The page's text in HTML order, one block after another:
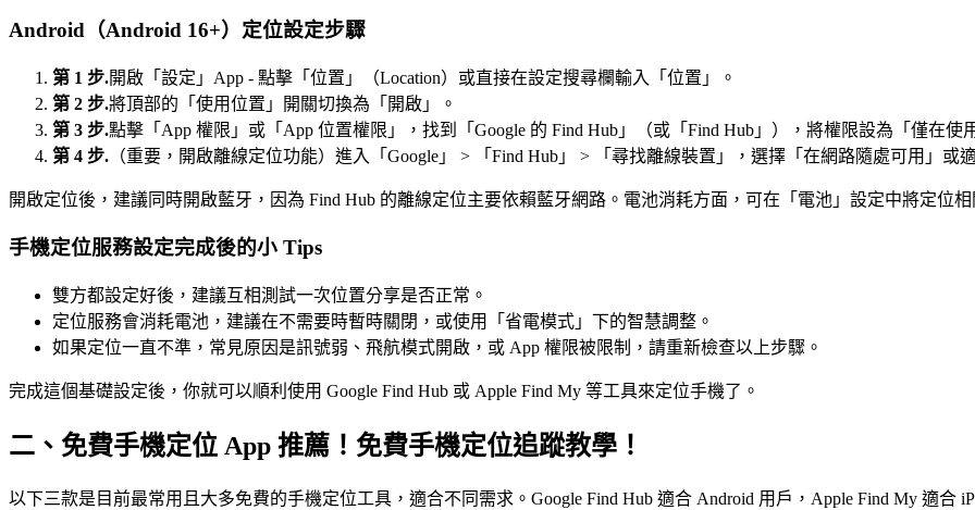
Android（Android 16+）定位設定步驟
第 1 步.開啟「設定」App - 點擊「位置」（Location）或直接在設定搜尋欄輸入「位置」。
第 2 步.將頂部的「使用位置」開關切換為「開啟」。
第 3 步.點擊「App 權限」或「App 位置權限」，找到「Google 的 Find Hub」（或「Find Hub」），將權限設為「僅在使
第 4 步. （重要，開啟離線定位功能）進入「Google」 > 「Find Hub」 > 「尋找離線裝置」，選擇「在網路隨處可用」或
開啟定位後，建議同時開啟藍牙，因為 Find Hub 的離線定位主要依賴藍牙網路。電池消耗方面，可在「電池」設定中將定位
手機定位服務設定完成後的小 Tips
雙方都設定好後，建議互相測試一次位置分享是否正常。
定位服務會消耗電池，建議在不需要時暫時關閉，或使用「省電模式」下的智慧調整。
如果定位一直不準，常見原因是訊號弱、飛航模式開啟，或 App 權限被限制，請重新檢查以上步驟。
完成這個基礎設定後，你就可以順利使用 Google Find Hub 或 Apple Find My 等工具來定位手機了。
二、免費手機定位 App 推薦！免費手機定位追蹤教學！
以下三款是目前最常用且大多免費的手機定位工具，適合不同需求。Google Find Hub 適合 Android 用戶，Apple Find My 適合